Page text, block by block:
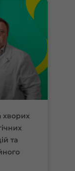
хворих
та